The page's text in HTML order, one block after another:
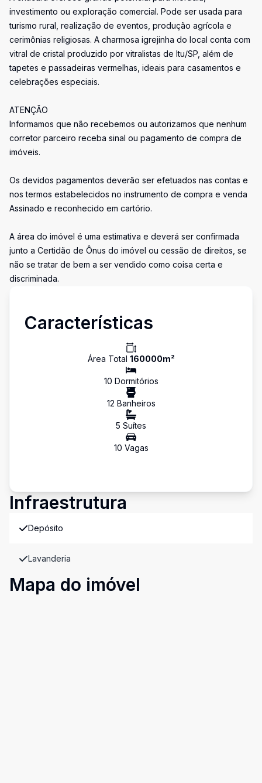
investimento ou exploração comercial. Pode ser usada para
turismo rural, realização de eventos, produção agrícola e
cerimônias religiosas. A charmosa igrejinha do local conta com
vitral de cristal produzido por vitralistas de Itu/SP, além de
tapetes e passadeiras vermelhas, ideais para casamentos e
celebrações especiais.
ATENÇÃO
Informamos que não recebemos ou autorizamos que nenhum
corretor parceiro receba sinal ou pagamento de compra de
imóveis.
Os devidos pagamentos deverão ser efetuados nas contas e
nos termos estabelecidos no instrumento de compra e venda
Assinado e reconhecido em cartório.
A área do imóvel é uma estimativa e deverá ser confirmada
junto a Certidão de Ônus do imóvel ou cessão de direitos, se
não se tratar de bem a ser vendido como coisa certa e
discriminada.
Características
Área Total 160000m²
10 Dormitórios
12 Banheiros
5 Suítes
10 Vagas
Infraestrutura
Depósito
Lavanderia
Mapa do imóvel